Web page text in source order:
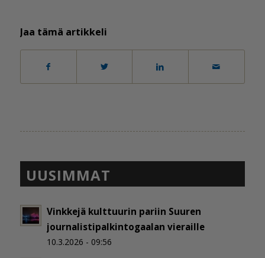
Jaa tämä artikkeli
UUSIMMAT
Vinkkejä kulttuurin pariin Suuren
journalistipalkintogaalan vieraille
10.3.2026 - 09:56